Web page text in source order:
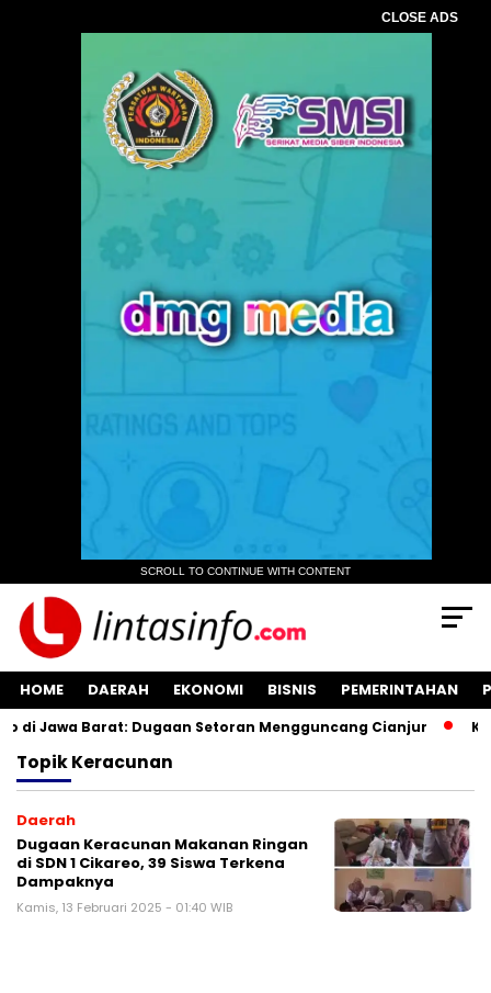
CLOSE ADS
SCROLL TO CONTINUE WITH CONTENT
HOME DAERAH EKONOMI BISNIS PEMERINTAHAN
Jawa Barat: Dugaan Setoran Mengguncang Cianjur
TopikKeracunan
Daerah
Dugaan Keracunan Makanan Ringan
di SDN 1 Cikareo, 39 Siswa Terkena
Dampaknya
Kamis, 13 Februari 2025 - 01:40 WIB